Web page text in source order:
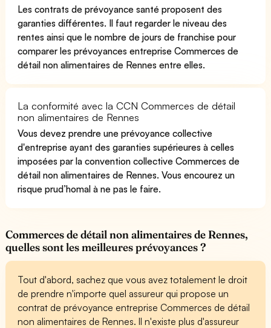
Les contrats de prévoyance santé proposent des
garanties différentes. Il faut regarder le niveau des
rentes ainsi que le nombre de jours de franchise pour
comparer les prévoyances entreprise Commerces de
détail non alimentaires de Rennes entre elles.
La conformité avec la CCN Commerces de détail
non alimentaires de Rennes
Vous devez prendre une prévoyance collective
d'entreprise ayant des garanties supérieures à celles
imposées par la convention collective Commerces de
détail non alimentaires de Rennes. Vous encourez un
risque prud’homal à ne pas le faire.
Commerces de détail non alimentaires de Rennes,
quelles sont les meilleures prévoyances ?
Tout d'abord, sachez que vous avez totalement le droit
de prendre n'importe quel assureur qui propose un
contrat de prévoyance entreprise Commerces de détail
non alimentaires de Rennes. Il n'existe plus d'assureur